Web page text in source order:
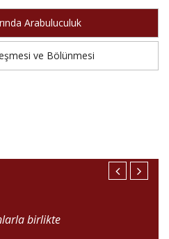
Arabuluculuk
ve Bölünmesi
birlikte